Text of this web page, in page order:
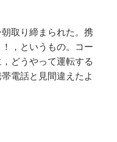
取り締まられた。携
，というもの。コー
どうやって運転する
電話と見間違えたよ